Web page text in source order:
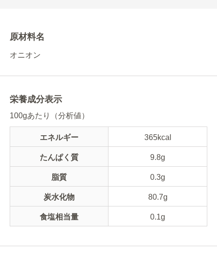
原材料名
オニオン
栄養成分表示
100gあたり（分析値）
エネルギー 365kcal
たんぱく質 9.8g
脂質 0.3g
炭水化物 80.7g
食塩相当量 0.1g